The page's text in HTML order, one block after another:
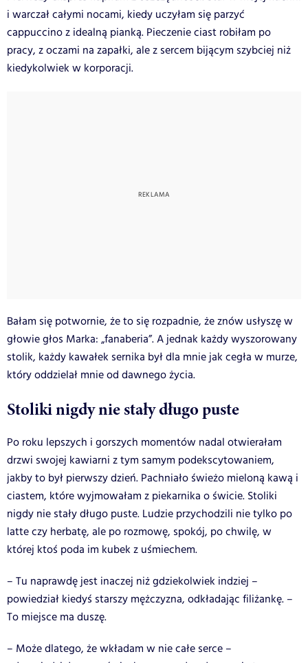
i warczał całymi nocami, kiedy uczyłam się parzyć
cappuccino z idealną pianką. Pieczenie ciast robiłam po
pracy, z oczami na zapałki, ale z sercem bijącym szybciej niż
kiedykolwiek w korporacji.
Bałam się potwornie, że to się rozpadnie, że znów usłyszę w
głowie głos Marka: „fanaberia”. A jednak każdy wyszorowany
stolik, każdy kawałek sernika był dla mnie jak cegła w murze,
który oddzielał mnie od dawnego życia.
Stoliki nigdy nie stały długo puste
Po roku lepszych i gorszych momentów nadal otwierałam
drzwi swojej kawiarni z tym samym podekscytowaniem,
jakby to był pierwszy dzień. Pachniało świeżo mieloną kawą i
ciastem, które wyjmowałam z piekarnika o świcie. Stoliki
nigdy nie stały długo puste. Ludzie przychodzili nie tylko po
latte czy herbatę, ale po rozmowę, spokój, po chwilę, w
której ktoś poda im kubek z uśmiechem.
– Tu naprawdę jest inaczej niż gdziekolwiek indziej –
powiedział kiedyś starszy mężczyzna, odkładając filiżankę. –
To miejsce ma duszę.
– Może dlatego, że wkładam w nie całe serce –